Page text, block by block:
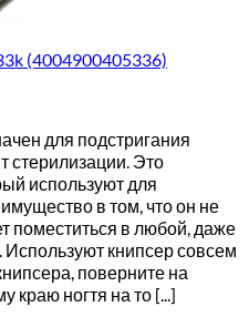
(4004900405336)
для подстригания
стерилизации. Это
используют для
в том, что он не
поместиться в любой, даже
книпсер совсем
поверните на
краю ногтя на то [...]